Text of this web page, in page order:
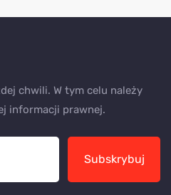
chwili. W tym celu należy
informacji prawnej.
Subskrybuj